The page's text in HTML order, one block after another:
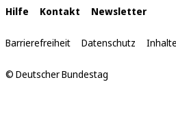
Interne
Links
Hilfe Kontakt Newsletter
Barrierefreiheit Datenschutz
© Deutscher Bundestag